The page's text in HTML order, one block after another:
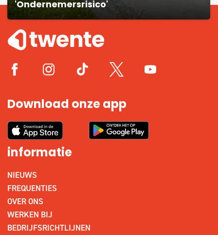
'Ondernemersrisico'
Download onze app
informatie
NIEUWS
FREQUENTIES
OVER ONS
WERKEN BIJ
BEDRIJFSRICHTLIJNEN